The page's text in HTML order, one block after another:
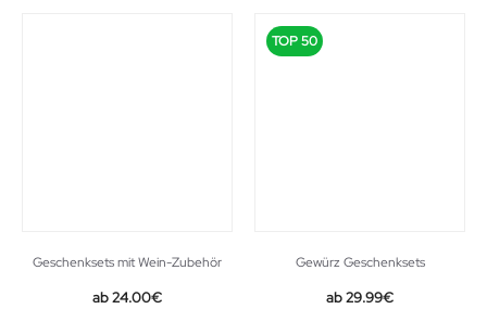
Geschenksets mit Wein-Zubehör
24.00€
TOP 50
Gewürz Geschenksets
Original
29.99€Current